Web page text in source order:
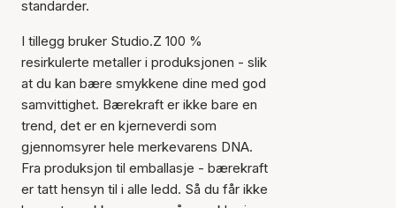
standarder.
I tillegg bruker Studio.Z 100 %
resirkulerte metaller i produksjonen - slik
at du kan bære smykkene dine med god
samvittighet. Bærekraft er ikke bare en
trend, det er en kjerneverdi som
gjennomsyrer hele merkevarens DNA.
Fra produksjon til emballasje - bærekraft
er tatt hensyn til i alle ledd. Så du får ikke